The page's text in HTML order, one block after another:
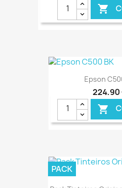

Epson
224,90

PACK